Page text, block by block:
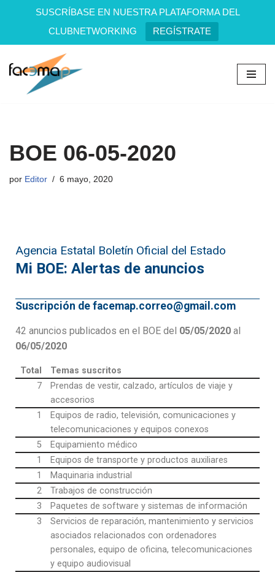
SUSCRÍBASE EN NUESTRA PLATAFORMA DEL
CLUBNETWORKING
REGÍSTRATE
Saltar
BOE 06-05-2020
por Editor 6 mayo, 2020
Agencia Estatal Boletín Oficial del Estado
Mi BOE: Alertas de anuncios
Suscripción de facemap.correo@gmail.com
42 anuncios publicados en el BOE del 05/05/2020 al
06/05/2020
Total
Temas suscritos
7
Prendas de vestir, calzado, artículos de viaje y
accesorios
1
Equipos de radio, televisión, comunicaciones y
telecomunicaciones y equipos conexos
5
Equipamiento médico
1
Equipos de transporte y productos auxiliares
1
Maquinaria industrial
2
Trabajos de construcción
3
Paquetes de software y sistemas de información
3
Servicios de reparación, mantenimiento y servicios
asociados relacionados con ordenadores
personales, equipo de oficina, telecomunicaciones
y equipo audiovisual